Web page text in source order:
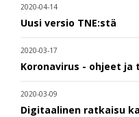
2020-04-14
Uusi versio TNE:stä
2020-03-17
Koronavirus - ohjeet
2020-03-09
Digitaalinen ratkaisu